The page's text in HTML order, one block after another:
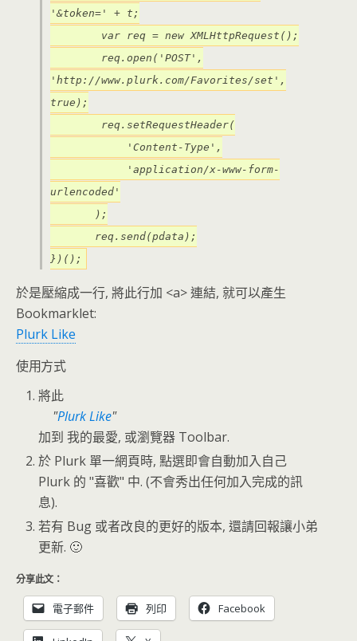
'&token=' + t;
var req = new XMLHttpRequest();
req.open('POST',
'http://www.plurk.com/Favorites/set',
true);
req.setRequestHeader(
'Content-Type',
'application/x-www-form-
urlencoded'
);
req.send(pdata);
})();
於是壓縮成一行, 將此行加 <a> 連結, 就可以產生
Bookmarklet:
Plurk Like
使用方式
將此
Plurk Like
加到 我的最愛, 或瀏覽器 Toolbar.
於 Plurk 單一網頁時, 點選即會自動加入自己
Plurk 的 "喜歡" 中. (不會秀出任何加入完成的訊
息).
若有 Bug 或者改良的更好的版本, 還請回報讓小弟
更新. 🙂
分享此文：
電子郵件 列印 Facebook